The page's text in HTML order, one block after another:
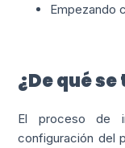
Empezando
¿De qué
El proceso de
configuración del